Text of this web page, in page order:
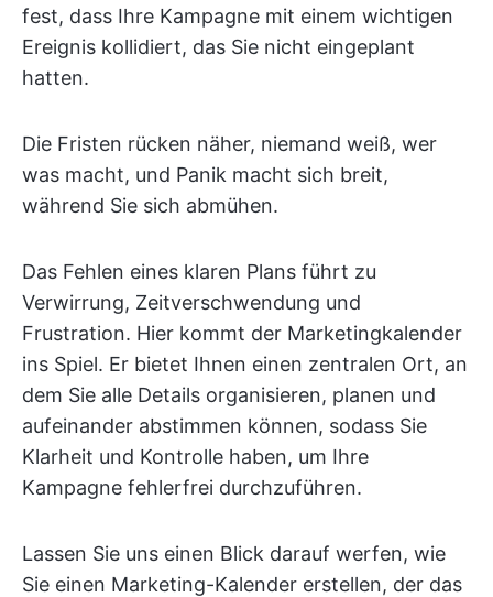
fest, dass Ihre Kampagne mit einem wichtigen
Ereignis kollidiert, das Sie nicht eingeplant
hatten.
Die Fristen rücken näher, niemand weiß, wer
was macht, und Panik macht sich breit,
während Sie sich abmühen.
Das Fehlen eines klaren Plans führt zu
Verwirrung, Zeitverschwendung und
Frustration. Hier kommt der Marketingkalender
ins Spiel. Er bietet Ihnen einen zentralen Ort, an
dem Sie alle Details organisieren, planen und
aufeinander abstimmen können, sodass Sie
Klarheit und Kontrolle haben, um Ihre
Kampagne fehlerfrei durchzuführen.
Lassen Sie uns einen Blick darauf werfen, wie
Sie einen Marketing-Kalender erstellen, der das